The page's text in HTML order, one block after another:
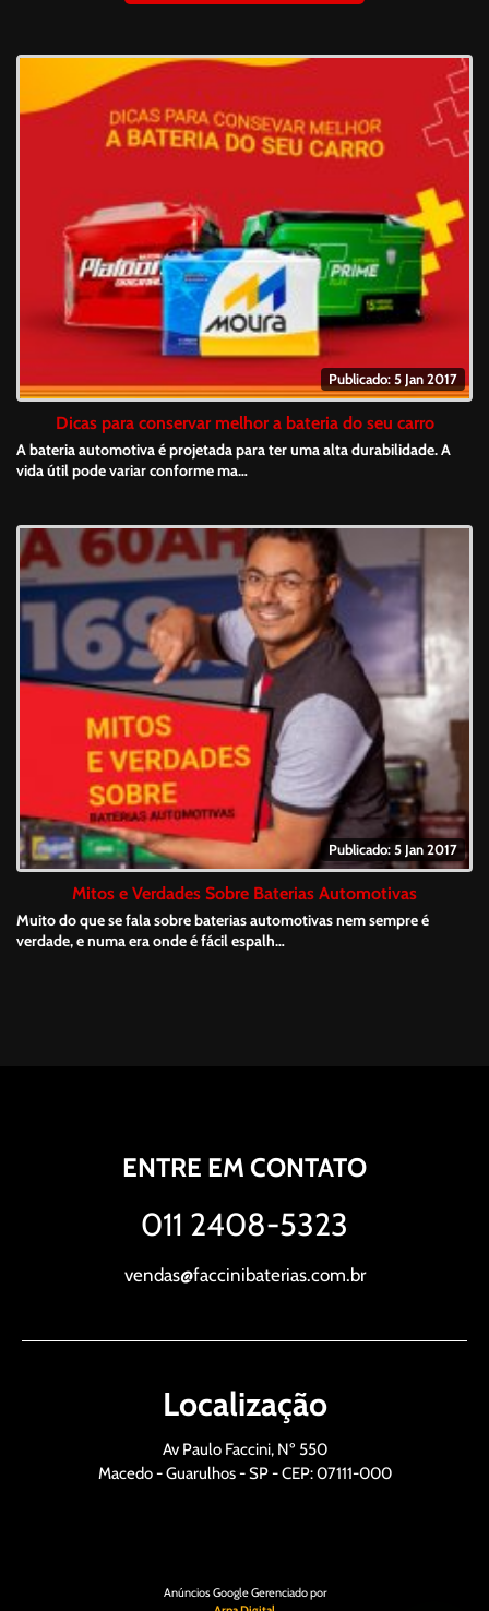
Publicado: 5 Jan 2017
Dicas para conservar melhor a bateria do seu carro
A bateria automotiva é projetada para ter uma alta durabilidade. A
vida útil pode variar conforme ma…
Publicado: 5 Jan 2017
Mitos e Verdades Sobre Baterias Automotivas
Muito do que se fala sobre baterias automotivas nem sempre é
verdade, e numa era onde é fácil espalh…
ENTRE EM CONTATO
011 2408-5323
vendas@faccinibaterias.com.br
Localização
Av Paulo Faccini, Nº 550
Macedo - Guarulhos - SP - CEP: 07111-000
Anúncios Google Gerenciado por